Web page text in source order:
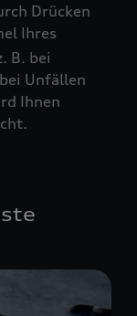
Drücken
Ihres
B. bei
Unfällen
Ihnen